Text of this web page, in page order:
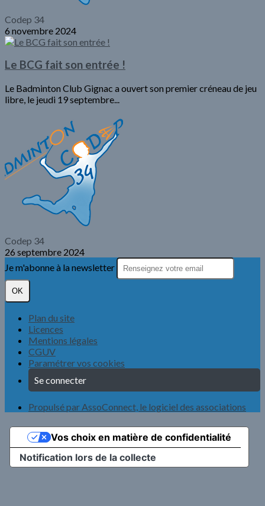
Codep 34
6 novembre 2024
Le BCG fait son entrée !
Le Badminton Club Gignac a ouvert son premier créneau de jeu
libre, le jeudi 19 septembre...
Codep 34
26 septembre 2024
Je m'abonne à la newsletter
OK
Plan du site
Licences
Mentions légales
CGUV
Paramétrer vos cookies
Se connecter
Propulsé par AssoConnect, le logiciel des associations
Notification lors de la collecte
Vos choix en matière de confidentialité